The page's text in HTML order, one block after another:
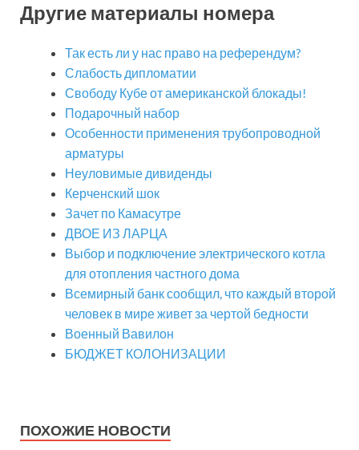
Другие материалы номера
Так есть ли у нас право на референдум?
Слабость дипломатии
Свободу Кубе от американской блокады!
Подарочный набор
Особенности применения трубопроводной
арматуры
Неуловимые дивиденды
Керченский шок
Зачет по Камасутре
ДВОЕ ИЗ ЛАРЦА
Выбор и подключение электрического котла
для отопления частного дома
Всемирный банк сообщил, что каждый второй
человек в мире живет за чертой бедности
Военный Вавилон
БЮДЖЕТ КОЛОНИЗАЦИИ
ПОХОЖИЕ НОВОСТИ